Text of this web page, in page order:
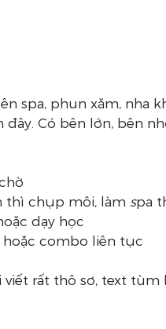
spa, phun xăm, nha
Có bên lớn, bên
thì chụp môi, làm spa
dạy học
hoặc combo liên tục
viết rất thô sơ, text